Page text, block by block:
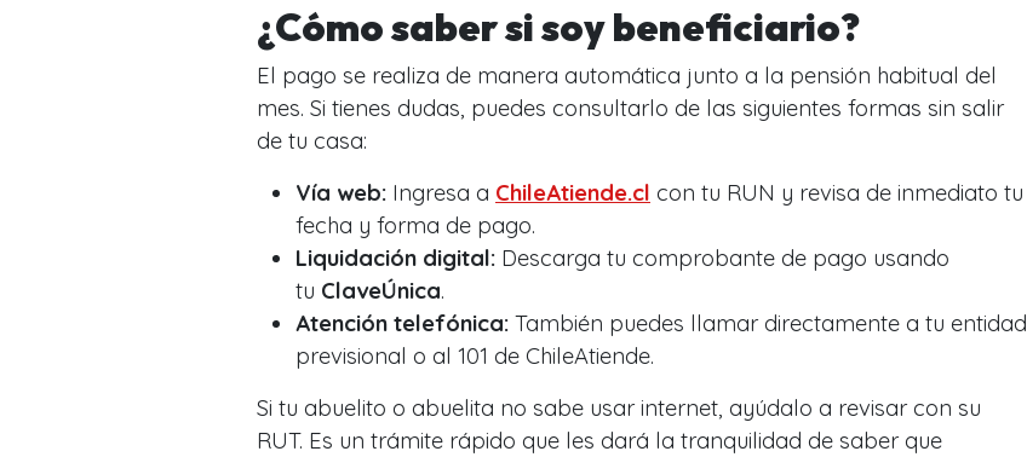
¿Cómo saber si soy beneficiario?
El pago se realiza de manera automática junto a la pensión habitual del
mes. Si tienes dudas, puedes consultarlo de las siguientes formas sin salir
de tu casa:
Vía web: Ingresa a ChileAtiende.cl con tu RUN y revisa de inmediato tu
fecha y forma de pago.
Liquidación digital: Descarga tu comprobante de pago usando
tu ClaveÚnica.
Atención telefónica: También puedes llamar directamente a tu entidad
previsional o al 101 de ChileAtiende.
Si tu abuelito o abuelita no sabe usar internet, ayúdalo a revisar con su
RUT. Es un trámite rápido que les dará la tranquilidad de saber que